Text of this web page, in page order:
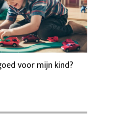
voor mijn kind?